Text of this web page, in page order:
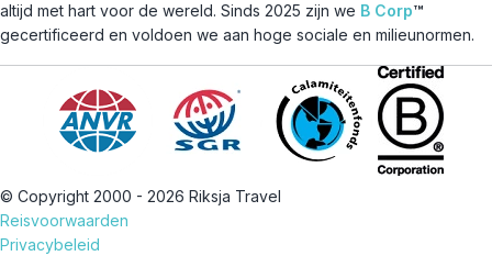
altijd met hart voor de wereld. Sinds 2025 zijn we B Corp™
gecertificeerd en voldoen we aan hoge sociale en milieunormen.
© Copyright 2000 - 2026 Riksja Travel
Reisvoorwaarden
Privacybeleid